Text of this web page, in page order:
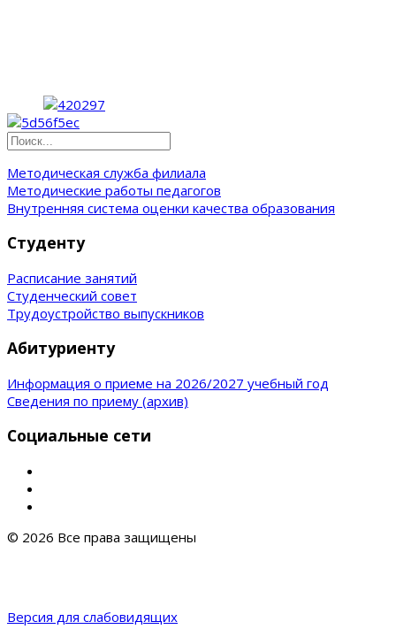
Методическая служба филиала
Методические работы педагогов
Внутренняя система оценки качества образования
Студенту
Расписание занятий
Студенческий совет
Трудоустройство выпускников
Абитуриенту
Информация о приеме на 2026/2027 учебный год
Сведения по приему (архив)
Социальные сети
© 2026 Все права защищены
Версия для слабовидящих